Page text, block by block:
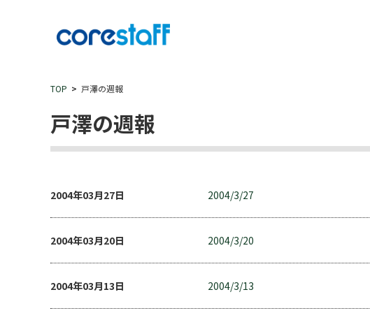
TOP 戸澤の週報
戸澤の週報
2004年03月27日 2004/3/27
2004年03月20日 2004/3/20
2004年03月13日 2004/3/13